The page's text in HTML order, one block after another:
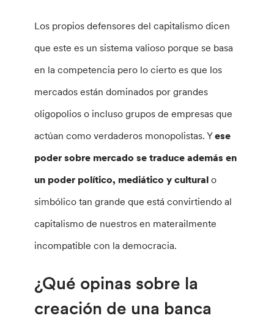
Los propios defensores del capitalismo dicen
que este es un sistema valioso porque se basa
en la competencia pero lo cierto es que los
mercados están dominados por grandes
oligopolios o incluso grupos de empresas que
actúan como verdaderos monopolistas. Yese
poder sobre mercado se traduce además en
un poder político, mediático y cultural o
simbólico tan grande que está convirtiendo al
capitalismo de nuestros en materailmente
incompatible con la democracia.
¿Qué opinas sobre la
creación de una banca